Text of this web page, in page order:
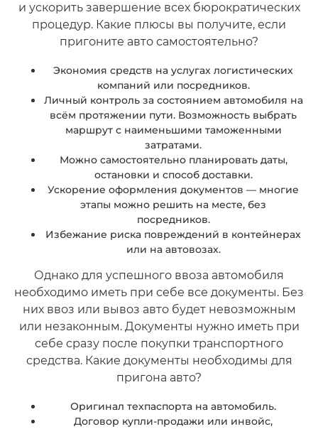
и ускорить завершение всех бюрократических
процедур. Какие плюсы вы получите, если
пригоните авто самостоятельно?
Экономия средств на услугах логистических
компаний или посредников.
Личный контроль за состоянием автомобиля на
всём протяжении пути. Возможность выбрать
маршрут с наименьшими таможенными
затратами.
Можно самостоятельно планировать даты,
остановки и способ доставки.
Ускорение оформления документов — многие
этапы можно решить на месте, без
посредников.
Избежание риска повреждений в контейнерах
или на автовозах.
Однако для успешного ввоза автомобиля
необходимо иметь при себе все документы. Без
них ввоз или вывоз авто будет невозможным
или незаконным. Документы нужно иметь при
себе сразу после покупки транспортного
средства. Какие документы необходимы для
пригона авто?
Оригинал техпаспорта на автомобиль.
Договор купли-продажи или инвойс,